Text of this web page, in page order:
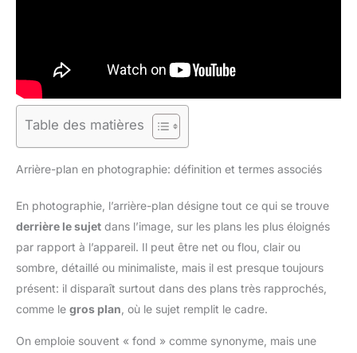
Table des matières
Arrière-plan en photographie: définition et termes associés
En photographie, l’arrière-plan désigne tout ce qui se trouve
derrière le sujet dans l’image, sur les plans les plus éloignés
par rapport à l’appareil. Il peut être net ou flou, clair ou
sombre, détaillé ou minimaliste, mais il est presque toujours
présent: il disparaît surtout dans des plans très rapprochés,
comme le gros plan , où le sujet remplit le cadre.
On emploie souvent « fond » comme synonyme, mais une